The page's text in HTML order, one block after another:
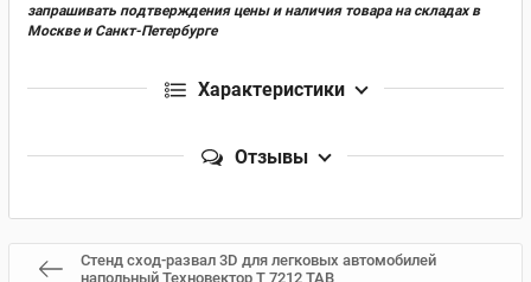
запрашивать подтверждения цены и наличия товара на складах в
Москве и Санкт-Петербурге
Характеристики
Отзывы
Стенд сход-развал 3D для легковых автомобилей
напольный Техновектор T 7212 TAB